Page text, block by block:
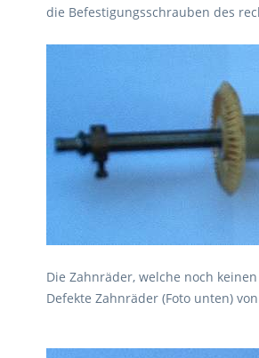
die Befestigungsschrauben des
Die Zahnräder, welche noch
Defekte Zahnräder (Foto unten)